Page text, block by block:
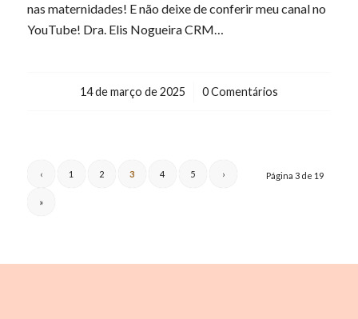
nas maternidades! E não deixe de conferir meu canal no
YouTube! Dra. Elis Nogueira CRM…
14 de março de 2025
/ 0 Comentários
Página 3 de 19
‹ 1 2 3 4 5 ›
»